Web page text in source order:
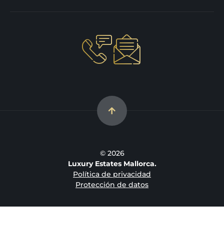
© 2026
Luxury Estates Mallorca.
Política de privacidad
Protección de datos